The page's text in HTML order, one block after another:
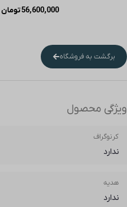
56,600,000تومان
برگشت به فروشگاه
ویژگی محصول
کرنوگراف
ندارد
هدیه
ندارد